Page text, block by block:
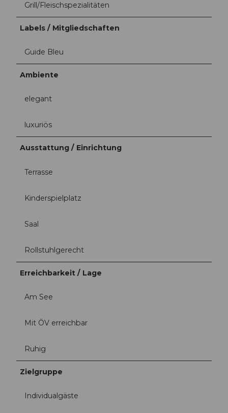
Grill/Fleischspezialitäten
Labels / Mitgliedschaften
Guide Bleu
Ambiente
elegant
luxuriös
Ausstattung / Einrichtung
Terrasse
Kinderspielplatz
Saal
Rollstuhlgerecht
Erreichbarkeit / Lage
Am See
Mit ÖV erreichbar
Ruhig
Zielgruppe
Individualgäste